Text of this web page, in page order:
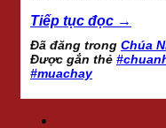
Tiếp tục đọc →
Đã đăng trong Chúa
Được gắn thẻ
#muachay